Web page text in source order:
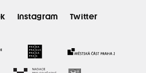
Instagram Twitter